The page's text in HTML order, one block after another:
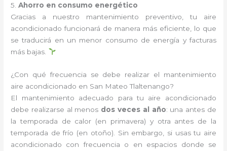
5.Ahorro en consumo energético
Gracias a nuestro mantenimiento preventivo, tu aire
acondicionado funcionará de manera más eficiente, lo que
se traducirá en un menor consumo de energía y facturas
más bajas.
¿Con qué frecuencia se debe realizar el mantenimiento
aire acondicionado en San Mateo Tlaltenango?
El mantenimiento adecuado para tu aire acondicionado
debe realizarse al menos dos veces al año: una antes de
la temporada de calor (en primavera) y otra antes de la
temporada de frío (en otoño). Sin embargo, si usas tu aire
acondicionado con frecuencia o en espacios donde se